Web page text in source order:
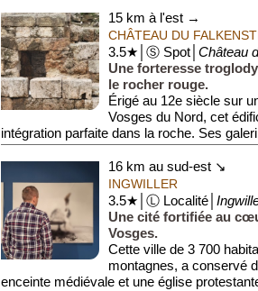
15 km à l'est →
CHÂTEAU DU
3.5★│Ⓢ Spot│ Château
Une forteresse
le rocher rouge.
Érigé au 12e siècle sur
Vosges du Nord, cet
intégration parfaite dans la roche. Ses
16 km au sud-est ↘
INGWILLER
3.5★│Ⓛ Localité│
Une cité fortifiée au
Vosges.
Cette ville de 3 700
montagnes, a conservé
enceinte médiévale et une église